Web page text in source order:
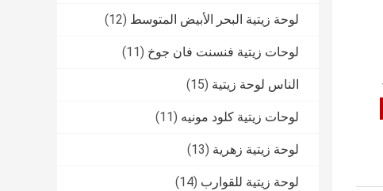
لوحة زيتية البحر الأبيض المتوسط (12)
لوحات زيتية فنسنت فان جوخ (11)
الناس لوحة زيتية (15)
لوحات زيتية كلود مونيه (11)
لوحة زيتية زهرية (13)
لوحة زيتية للقوارب (14)